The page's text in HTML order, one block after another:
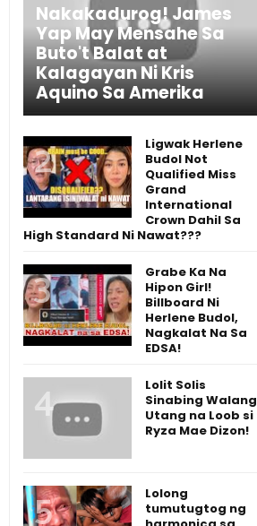
Nakakadurog! James
Yap May Mensahe Sa
Buto't Balat at
Kalagayan Ni Kris
Aquino Sa Amerika
Ligwak Herlene
Budol Not
Qualified Miss
Grand
International
Crown Dahil Sa
High Standard Ni Nawat???
Grabe Ka Na
Hipon Girl!
Billboard Ni
Herlene Budol,
Nagkalat Na Sa
EDSA!
Lolit Solis
Sinabing Walang
Utang na Loob si
Ryza Mae Dizon!
Lolong
tumutugtog ng